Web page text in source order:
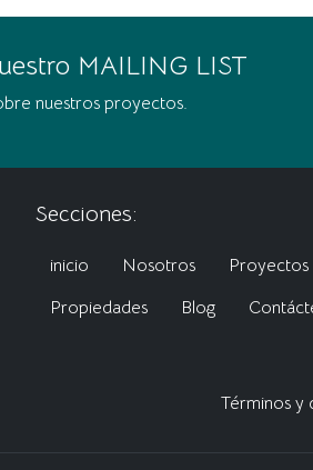
MAILING LIST
nuestros proyectos.
Secciones:
inicio Nosotros
Proyectos
Propiedades
Blog
Términos y